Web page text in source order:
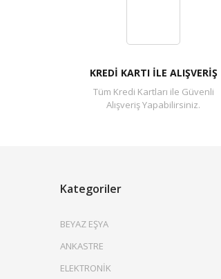
KREDİ KARTI İLE ALIŞVERİŞ
Tüm Kredi Kartları ile Güvenli
Alışveriş Yapabilirsiniz.
Kategoriler
BEYAZ EŞYA
ANKASTRE
ELEKTRONİK